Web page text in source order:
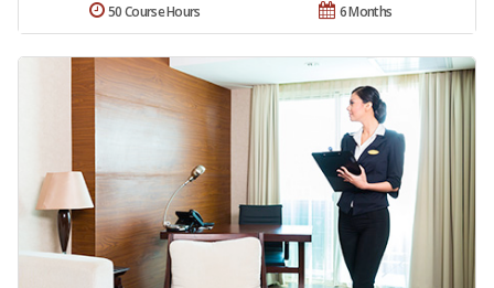
6 Months
50 Course Hours